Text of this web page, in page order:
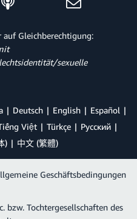
Gleichberechtigung:
sexuelle
Deutsch English
Español
Việt Türkçe
Ρусский
) 中文 (繁體)
Geschäftsbedingungen
bzw. Tochtergesellschaften des